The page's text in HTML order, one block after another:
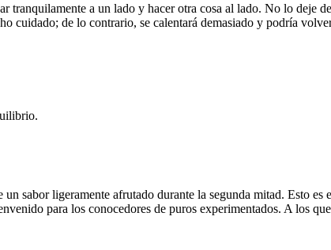
a un lado y hacer otra cosa al lado. No lo deje
cuidado; de lo contrario, se calentará demasiado y podría
sabor ligeramente afrutado durante la segunda mitad. Esto
para los conocedores de puros experimentados. A los